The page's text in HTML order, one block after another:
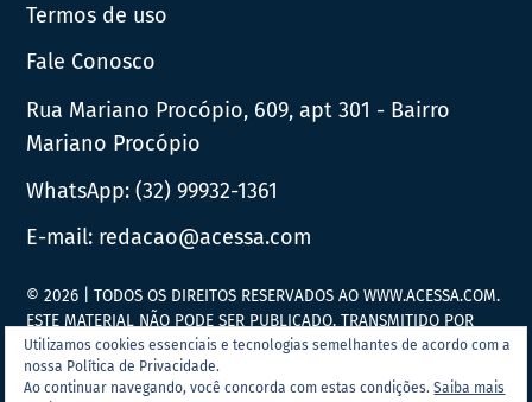
Termos de uso
Fale Conosco
Rua Mariano Procópio, 609, apt 301 - Bairro
Mariano Procópio
WhatsApp:(32) 99932-1361
E-mail: redacao@acessa.com
Utilizamos cookies essenciais e tecnologias semelhantes de acordo com a
nossa Política de Privacidade.
Ao continuar navegando, você concorda com estas condições.Saiba mais
© 2026 | TODOS OS DIREITOS RESERVADOS AO WWW.ACESSA.COM.
ESTE MATERIAL NÃO PODE SER PUBLICADO, TRANSMITIDO POR
BROADCAST, REESCRITO OU REDISTRIBUÍDO SEM PRÉVIA
AUTORIZAÇÃO.